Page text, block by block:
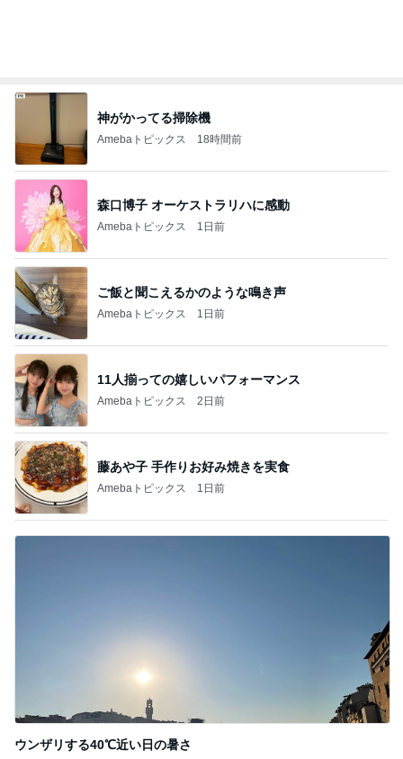
神がかってる掃除機
Amebaトピックス 18時間前
森口博子 オーケストラリハに感動
Amebaトピックス 1日前
ご飯と聞こえるかのような鳴き声
Amebaトピックス 1日前
11人揃っての嬉しいパフォーマンス
Amebaトピックス 2日前
藤あや子 手作りお好み焼きを実食
Amebaトピックス 1日前
ウンザリする40℃近い日の暑さ